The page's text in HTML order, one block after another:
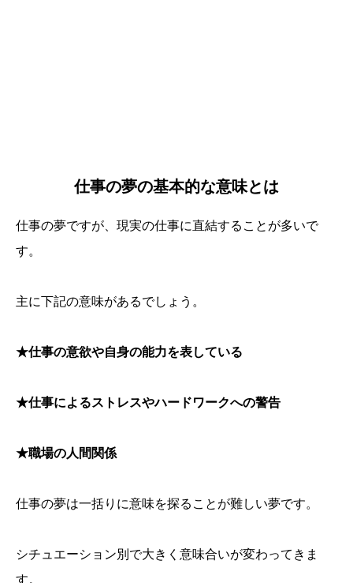
仕事の夢の基本的な意味とは
仕事の夢ですが、現実の仕事に直結することが多いで
す。
主に下記の意味があるでしょう。
★仕事の意欲や自身の能力を表している
★仕事によるストレスやハードワークへの警告
★職場の人間関係
仕事の夢は一括りに意味を探ることが難しい夢です。
シチュエーション別で大きく意味合いが変わってきま
す。